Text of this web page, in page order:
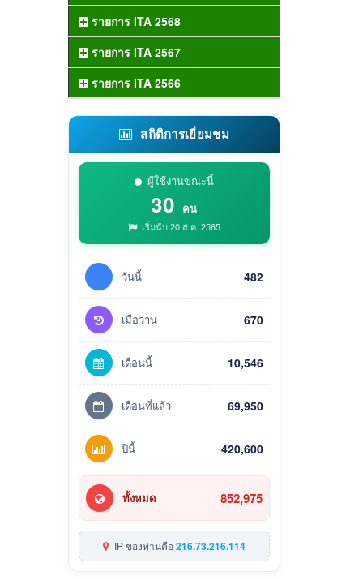
รายการ ITA 2568
รายการ ITA 2567
รายการ ITA 2566
สถิติการเยี่ยมชม
ผู้ใช้งานขณะนี้
30 คน
เริ่มนับ 20 ส.ค. 2565
วันนี้ 482
เมื่อวาน 670
เดือนนี้ 10,546
เดือนที่แล้ว 69,950
ปีนี้ 420,600
ทั้งหมด 852,975
IP ของท่านคือ216.73.216.114